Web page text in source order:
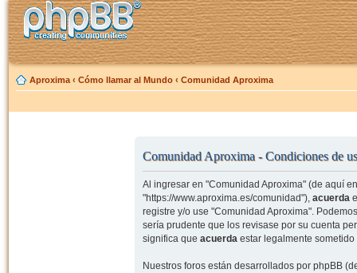
Aproxima ‹ Cómo llamar al Mundo ‹ Comunidad Aproxima
Comunidad Aproxima - Condiciones de
Al ingresar en "Comunidad Aproxima" (de aquí
"https://www.aproxima.es/comunidad"), acuerda
registre y/o use "Comunidad Aproxima".
sería prudente que los revisase por su cuenta
significa que acuerdaestar legalmente sometido
Nuestros foros están desarrollados por phpBB